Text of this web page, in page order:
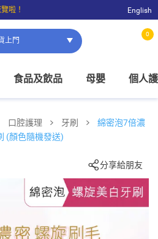
啦！
即可免費店取。
English
上門
0
食品及飲品 母嬰 個人
口腔護理 牙刷
綿密泡7倍濃
(顏色隨機發送)
分享給朋友